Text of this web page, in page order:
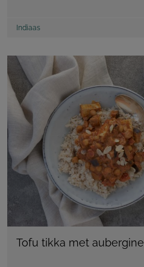
Indiaas
Tofu tikka met aubergine